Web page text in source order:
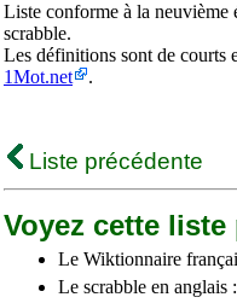
Liste conforme à la
scrabble.
Les définitions sont de courts
1Mot.net
.
Liste précédente
Voyez cette liste
Le Wiktionnaire
Le scrabble en anglais :